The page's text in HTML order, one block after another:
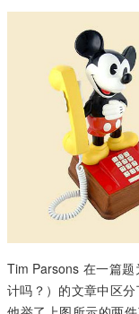
Tim Parsons 在一篇题
计吗？）的文章中区